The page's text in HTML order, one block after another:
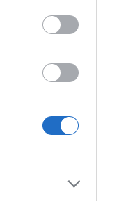
στην
στην
του για τους
– μια εικόνα που